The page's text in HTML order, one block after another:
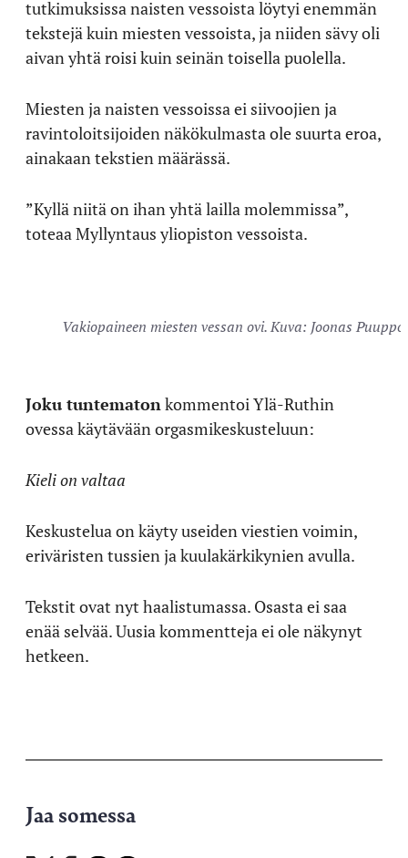
tutkimuksissa naisten vessoista löytyi enemmän
tekstejä kuin miesten vessoista, ja niiden sävy oli
aivan yhtä roisi kuin seinän toisella puolella.
Miesten ja naisten vessoissa ei siivoojien ja
ravintoloitsijoiden näkökulmasta ole suurta eroa,
ainakaan tekstien määrässä.
”Kyllä niitä on ihan yhtä lailla molemmissa”,
toteaa Myllyntaus yliopiston vessoista.
Vakiopaineen miesten vessan ovi. Kuva: Joonas Puuppo
Joku tuntematonkommentoi Ylä-Ruthin
ovessa käytävään orgasmikeskusteluun:
Kieli on valtaa
Keskustelua on käyty useiden viestien voimin,
eriväristen tussien ja kuulakärkikynien avulla.
Tekstit ovat nyt haalistumassa. Osasta ei saa
enää selvää. Uusia kommentteja ei ole näkynyt
hetkeen.
Jaa somessa